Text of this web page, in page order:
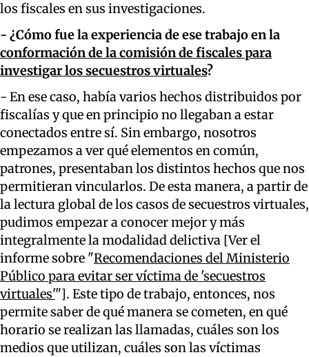
los fiscales en sus investigaciones.
- ¿Cómo fue la experiencia de ese trabajo en la
conformación de la comisión de fiscales para
investigar los secuestros virtuales?
- En ese caso, había varios hechos distribuidos por
fiscalías y que en principio no llegaban a estar
conectados entre sí. Sin embargo, nosotros
empezamos a ver qué elementos en común,
patrones, presentaban los distintos hechos que nos
permitieran vincularlos. De esta manera, a partir de
la lectura global de los casos de secuestros virtuales,
pudimos empezar a conocer mejor y más
integralmente la modalidad delictiva [Ver el
informe sobre "Recomendaciones del Ministerio
Público para evitar ser víctima de 'secuestros
virtuales'"]. Este tipo de trabajo, entonces, nos
permite saber de qué manera se cometen, en qué
horario se realizan las llamadas, cuáles son los
medios que utilizan, cuáles son las víctimas